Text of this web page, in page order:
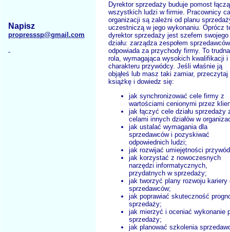
Napisz
propresssp@gmail.com
Dyrektor sprzedaży buduje pomost
wszystkich ludzi w firmie. Pracownicy
organizacji są zależni od planu
uczestniczą w jego wykonaniu. Oprócz
dyrektor sprzedaży jest szefem swojego
działu: zarządza zespołem
odpowiada za przychody firmy. To trudna
rola, wymagająca wysokich kwalifikacji i
charakteru przywódcy. Jeśli właśnie ją
objąłeś lub masz taki zamiar, przeczytaj
książkę i dowiedz się:
jak synchronizować cele firmy z
wartościami cenionymi przez
jak łączyć cele działu sprzedaży
celami innych działów w
jak ustalać wymagania dla
sprzedawców i pozyskiwać
odpowiednich ludzi;
jak rozwijać umiejętności
jak korzystać z nowoczesnych
narzędzi informatycznych,
przydatnych w sprzedaży;
jak tworzyć plany rozwoju kariery
sprzedawców;
jak poprawiać skuteczność
sprzedaży;
jak mierzyć i oceniać wykonanie
sprzedaży;
jak planować szkolenia